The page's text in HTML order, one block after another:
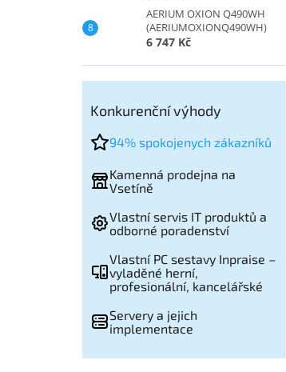
AERIUM OXION Q490WH
(AERIUMOXIONQ490WH)
6 747 Kč
Konkurenční výhody
94% spokojenych zákazníků
Kamenná prodejna na
Vsetíně
Vlastní servis IT produktů a
odborné poradenství
Vlastní PC sestavy Inpraise –
vyladěné herní,
profesionální, kancelářské
Servery a jejich
implementace